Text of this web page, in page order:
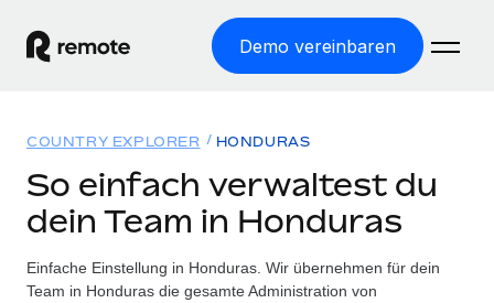
Demo vereinbaren
WELTWEITE BESCHÄFTIGUNG
Globale Payroll
Einfache, rechtssicher Payroll
Lösungen
WELTWEITE ABDECKUNG
Ressourcen
COUNTRY EXPLORER HONDURAS
So einfach verwaltest du
dein Team in Honduras
Einfache Einstellung in Honduras. Wir übernehmen für dein
Team in Honduras die gesamte Administration von